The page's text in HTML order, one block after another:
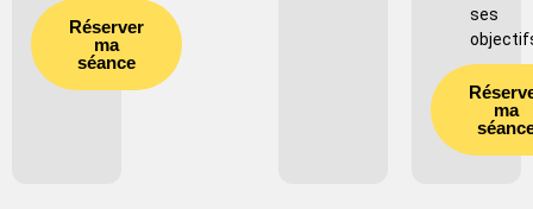
Réserver
ma
séance
ses
ma